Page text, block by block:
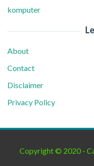
komputer
About
Contact
Disclaimer
Privacy Policy
Copyright © 2020 -